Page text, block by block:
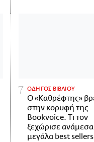
ΟΔΗΓΟΣ ΒΙΒΛΙΟΥ
Ο «Καθρέφτης»
στην κορυφή της
Bookvoice. Τι τον
ξεχώρισε
μεγάλα best